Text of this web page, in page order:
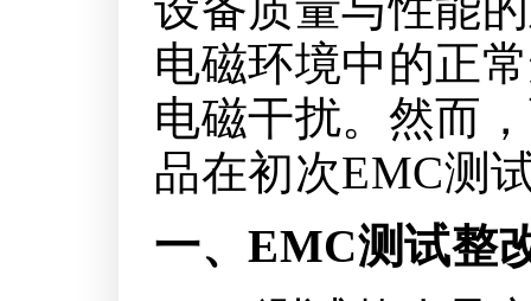
电磁环境中的正
电磁干扰。然而
品在初次EMC测
一、EMC测试整